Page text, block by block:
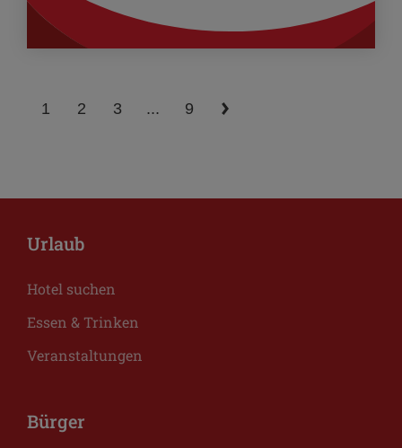
1 2 3 ... 9
Urlaub
Hotel suchen
Essen & Trinken
Veranstaltungen
Bürger